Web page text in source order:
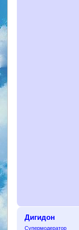
Дигидон
Супермодератор